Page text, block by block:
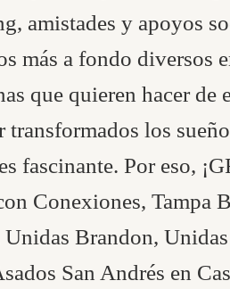
amistades y apoyos
más a fondo diversos
que quieren hacer de
transformados los
fascinante. Por eso,
Conexiones, Tampa
Unidas Brandon,
San Andrés en